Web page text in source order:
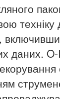
техніку
даних.